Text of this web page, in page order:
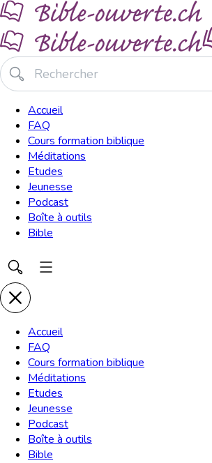
Accueil
FAQ
Cours formation biblique
Méditations
Etudes
Jeunesse
Podcast
Boîte à outils
Bible
Accueil
FAQ
Cours formation biblique
Méditations
Etudes
Jeunesse
Podcast
Boîte à outils
Bible